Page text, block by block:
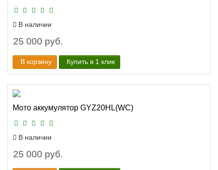
В наличии
25 000 руб.
В корзину Купить в 1 клик
Мото аккумулятор GYZ20HL(WC)
В наличии
25 000 руб.